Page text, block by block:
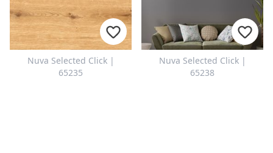
Nuva Selected Click |
65235
Nuva Selected Click |
65238